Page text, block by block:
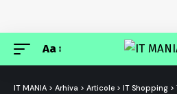
Font
Aa
IT MANIA > Arhiva > Articole > IT Shopping >